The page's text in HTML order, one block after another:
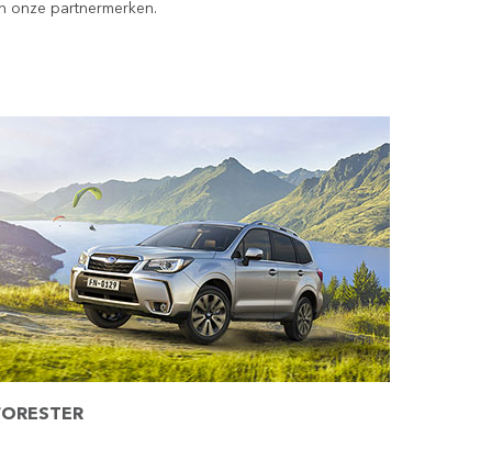
onze partnermerken.